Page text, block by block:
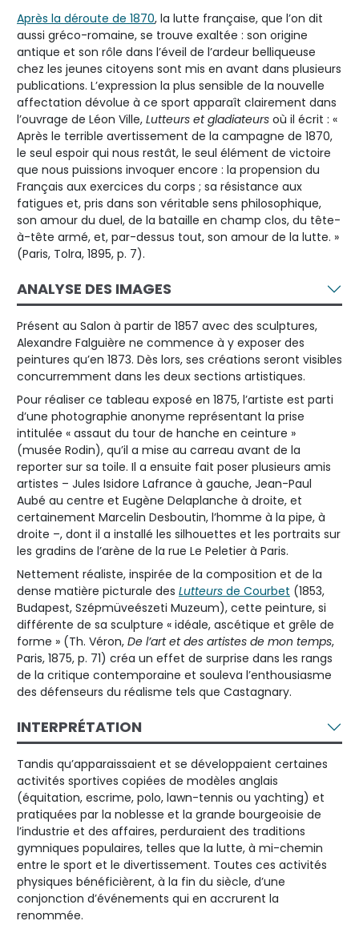
Après la déroute de 1870, la lutte française, que l’on dit
aussi gréco-romaine, se trouve exaltée : son origine
antique et son rôle dans l’éveil de l’ardeur belliqueuse
chez les jeunes citoyens sont mis en avant dans plusieurs
publications. L’expression la plus sensible de la nouvelle
affectation dévolue à ce sport apparaît clairement dans
l’ouvrage de Léon Ville, Lutteurs et gladiateurs où il écrit : «
Après le terrible avertissement de la campagne de 1870,
le seul espoir qui nous restât, le seul élément de victoire
que nous puissions invoquer encore : la propension du
Français aux exercices du corps ; sa résistance aux
fatigues et, pris dans son véritable sens philosophique,
son amour du duel, de la bataille en champ clos, du tête-
à-tête armé, et, par-dessus tout, son amour de la lutte. »
(Paris, Tolra, 1895, p. 7).
ANALYSE DES IMAGES
Présent au Salon à partir de 1857 avec des sculptures,
Alexandre Falguière ne commence à y exposer des
peintures qu’en 1873. Dès lors, ses créations seront visibles
concurremment dans les deux sections artistiques.
Pour réaliser ce tableau exposé en 1875, l’artiste est parti
d’une photographie anonyme représentant la prise
intitulée « assaut du tour de hanche en ceinture »
(musée Rodin), qu’il a mise au carreau avant de la
reporter sur sa toile. Il a ensuite fait poser plusieurs amis
artistes – Jules Isidore Lafrance à gauche, Jean-Paul
Aubé au centre et Eugène Delaplanche à droite, et
certainement Marcelin Desboutin, l’homme à la pipe, à
droite –, dont il a installé les silhouettes et les portraits sur
les gradins de l’arène de la rue Le Peletier à Paris.
Nettement réaliste, inspirée de la composition et de la
dense matière picturale des Lutteurs de Courbet (1853,
Budapest, Szépmüveészeti Muzeum), cette peinture, si
différente de sa sculpture « idéale, ascétique et grêle de
forme » (Th. Véron, De l’art et des artistes de mon temps,
Paris, 1875, p. 71) créa un effet de surprise dans les rangs
de la critique contemporaine et souleva l’enthousiasme
des défenseurs du réalisme tels que Castagnary.
INTERPRÉTATION
Tandis qu’apparaissaient et se développaient certaines
activités sportives copiées de modèles anglais
(équitation, escrime, polo, lawn-tennis ou yachting) et
pratiquées par la noblesse et la grande bourgeoisie de
l’industrie et des affaires, perduraient des traditions
gymniques populaires, telles que la lutte, à mi-chemin
entre le sport et le divertissement. Toutes ces activités
physiques bénéficièrent, à la fin du siècle, d’une
conjonction d’événements qui en accrurent la
renommée.